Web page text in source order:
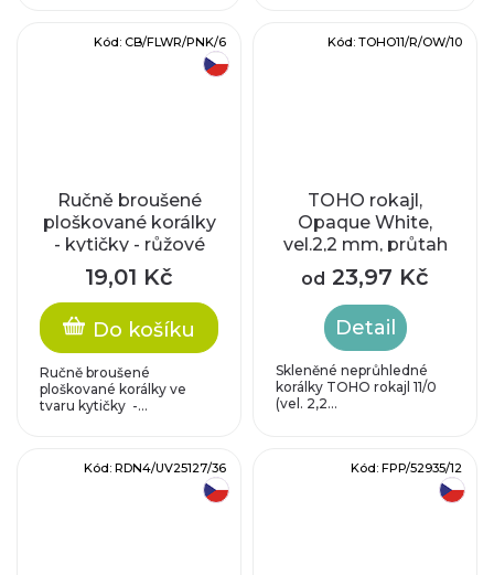
Ručně broušené
ploškované korálky
- kytičky - růžové
19,01 Kč
Do košíku
Ručně broušené
ploškované korálky ve
tvaru kytičky -...
Kód: CB/FLWR/PNK/6
TOHO rokajl,
Opaque White,
vel.2,2 mm, průtah
0,8 mm
od 23,97 Kč
Detail
Skleněné neprůhledné
korálky TOHO rokajl 11/0
(vel. 2,2...
Kód: TOHO11/R/OW/10
Kód: RDN4/UV25127/36 Kód: FPP/52935/12